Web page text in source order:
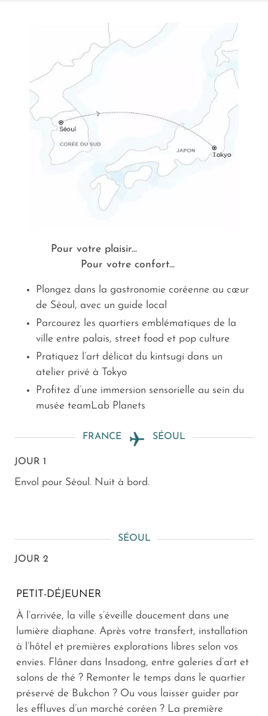
Pour votre plaisir...
Pour votre confort...
Plongez dans la gastronomie coréenne au cœur
de Séoul, avec un guide local
Parcourez les quartiers emblématiques de la
ville entre palais, street food et pop culture
Pratiquez l’art délicat du kintsugi dans un
atelier privé à Tokyo
Profitez d’une immersion sensorielle au sein du
musée teamLab Planets
FRANCE SÉOUL
JOUR 1
Envol pour Séoul. Nuit à bord.
SÉOUL
JOUR 2
PETIT-DÉJEUNER
À l’arrivée, la ville s’éveille doucement dans une
lumière diaphane. Après votre transfert, installation
à l’hôtel et premières explorations libres selon vos
envies. Flâner dans Insadong, entre galeries d’art et
salons de thé ? Remonter le temps dans le quartier
préservé de Bukchon ? Ou vous laisser guider par
les effluves d’un marché coréen ? La première